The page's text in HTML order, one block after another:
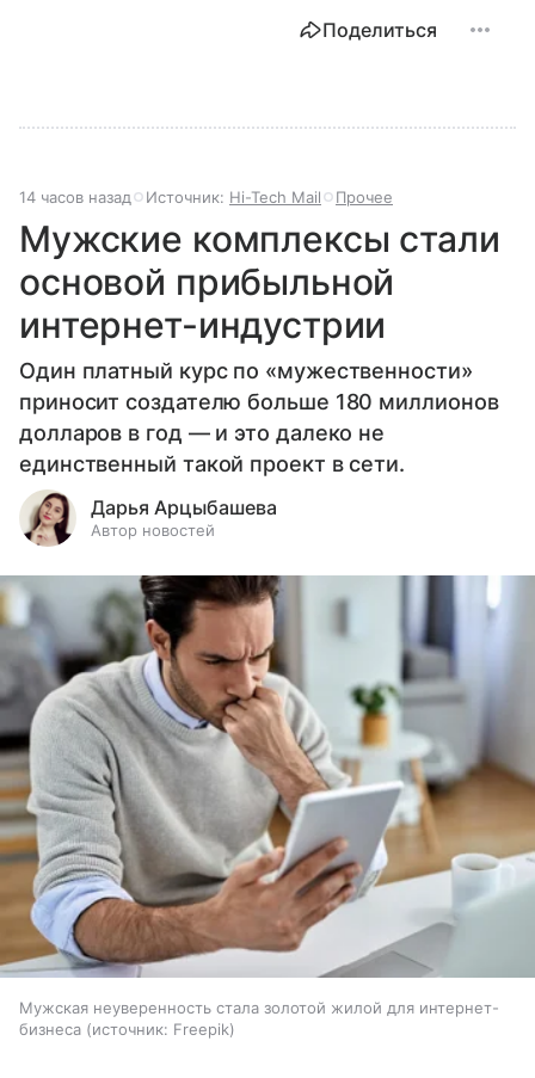
Поделиться
14 часов назад Источник: Hi-Tech Mail Прочее
Мужские комплексы стали
основой прибыльной
интернет-индустрии
Один платный курс по «мужественности»
приносит создателю больше 180 миллионов
долларов в год — и это далеко не
единственный такой проект в сети.
Дарья Арцыбашева
Автор новостей
Мужская неуверенность стала золотой жилой для интернет-
бизнеса
источник: Freepik